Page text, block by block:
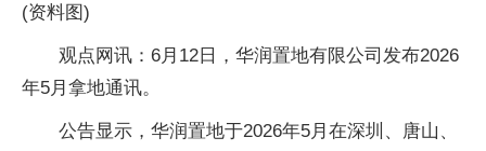
(资料图)
观点网讯：6月12日，华润置地有限公司发布2026
年5月拿地通讯。
公告显示，华润置地于2026年5月在深圳、唐山、